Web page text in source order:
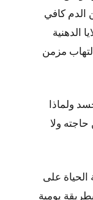
الدم كافي
الدهنية
مزمن
ولماذا
ولا
على
يومية